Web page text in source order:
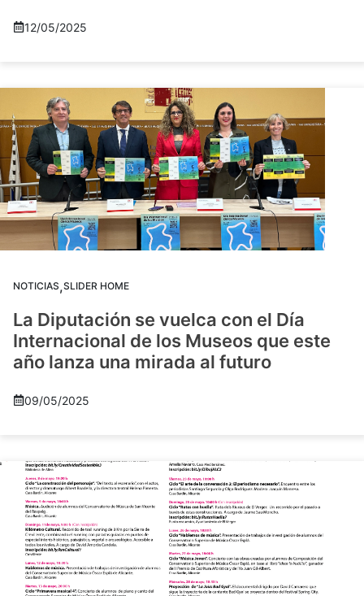
12/05/2025
NOTICIAS,SLIDER HOME
La Diputación se vuelca con el Día
Internacional de los Museos que este
año lanza una mirada al futuro
09/05/2025